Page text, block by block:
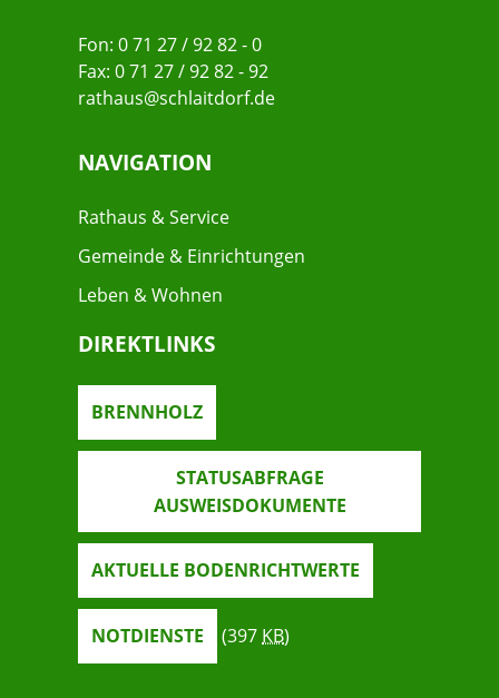
Fon: 0 71 27 / 92 82 - 0
Fax: 0 71 27 / 92 82 - 92
rathaus@schlaitdorf.de
NAVIGATION
Rathaus & Service
Gemeinde & Einrichtungen
Leben & Wohnen
DIREKTLINKS
BRENNHOLZ
STATUSABFRAGE
AUSWEISDOKUMENTE
AKTUELLE BODENRICHTWERTE
NOTDIENSTE (397 KB)